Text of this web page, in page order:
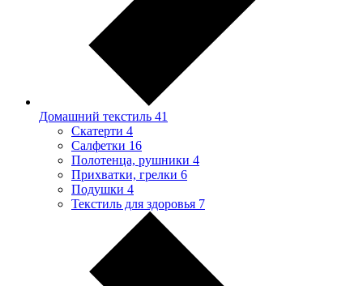
Домашний текстиль 41
Скатерти 4
Салфетки 16
Полотенца, рушники 4
Прихватки, грелки 6
Подушки 4
Текстиль для здоровья 7